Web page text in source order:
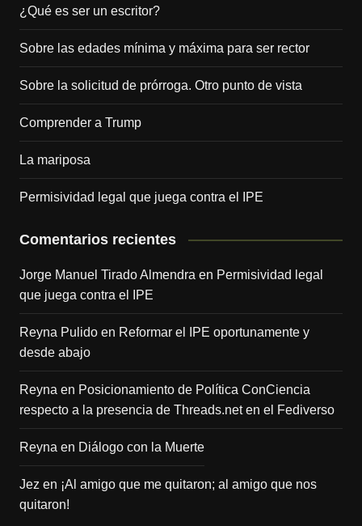
¿Qué es ser un escritor?
Sobre las edades mínima y máxima para ser rector
Sobre la solicitud de prórroga. Otro punto de vista
Comprender a Trump
La mariposa
Permisividad legal que juega contra el IPE
Comentarios recientes
Jorge Manuel Tirado Almendra en Permisividad legal
que juega contra el IPE
Reyna Pulidoen Reformar el IPE oportunamente y
desde abajo
Reyna en Posicionamiento de Política ConCiencia
respecto a la presencia de Threads.net en el Fediverso
Reyna en Diálogo con la Muerte
Jez en ¡Al amigo que me quitaron; al amigo que nos
quitaron!